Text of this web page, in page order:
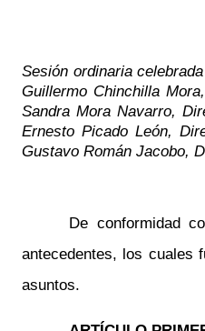
Sesión ordinaria
Guillermo Chinchilla
Sandra Mora Navarro,
Ernesto Picado León,
Gustavo Román Jacobo,
De conformidad
antecedentes, los cuales
asuntos.